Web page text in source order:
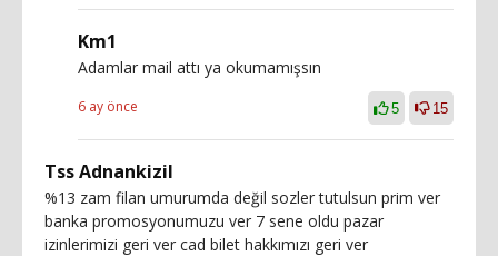
Km1
Adamlar mail attı ya okumamışsın
6 ay önce 5 15
Tss Adnankizil
%13 zam filan umurumda değil sozler tutulsun prim ver
banka promosyonumuzu ver 7 sene oldu pazar
izinlerimizi geri ver cad bilet hakkımızı geri ver